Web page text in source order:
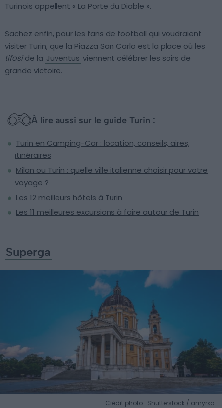
Turinois appellent « La Porte du Diable ».
Sachez enfin, pour les fans de football qui voudraient
visiter Turin, que la Piazza San Carlo est la place où les
tifoside la Juventus viennent célébrer les soirs de
grande victoire.
À lire aussi sur le guide Turin :
Turin en Camping-Car : location, conseils, aires,
itinéraires
Milan ou Turin : quelle ville italienne choisir pour votre
voyage ?
Les 12 meilleurs hôtels à Turin
Les 11 meilleures excursions à faire autour de Turin
Superga
Crédit photo : Shutterstock / amyrxa